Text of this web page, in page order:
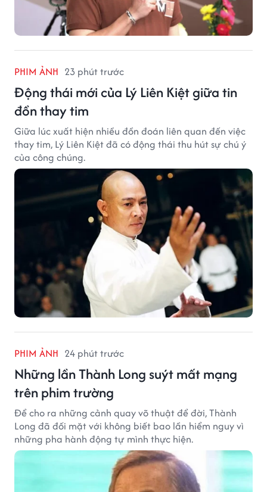
PHIM ẢNH 23 phút trước
Động thái mới của Lý Liên Kiệt giữa tin
đồn thay tim
Giữa lúc xuất hiện nhiều đồn đoán liên quan đến việc
thay tim, Lý Liên Kiệt đã có động thái thu hút sự chú ý
của công chúng.
PHIM ẢNH 24 phút trước
Những lần Thành Long suýt mất mạng
trên phim trường
Để cho ra những cảnh quay võ thuật để đời, Thành
Long đã đối mặt với không biết bao lần hiểm nguy vì
những pha hành động tự mình thực hiện.